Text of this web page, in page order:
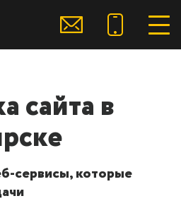
сайта в
сервисы, которые